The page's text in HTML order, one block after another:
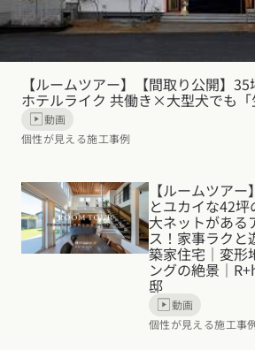
コストパフォーマンス
アフターサポート
建築家
甲信越・北陸エリア
新潟県富山県石川県福井県山梨県
東海エリア
愛知県岐阜県静岡県
関西エリア
大阪府兵庫県京都府滋賀県奈良県
鳥取県島根県
2階建て
二世帯住宅
フォトギャラリー
設計した建築家の想い
R+houseの間取り
動画で学ぶ注文住宅
デザイン
ルームツアー
家づくりコラム
家づくりコラム一覧
注文住宅の基礎知識
設備・性能
お金と住まい
周辺環境
エリア別注文住宅
北海道・東北エリア
北海道
東京都神奈川県 埼玉県千葉県茨城
甲信越・北陸エリア
石川県福井県山梨県
【ルームツアー】【間取り公開】
ホテルライク 共働き×大型犬でも
動画
個性が見える施工事例
【ルームツア
とユカイな42
大ネットがある
ス！家事ラクと
築家住宅｜変形
ングの絶景｜
邸
動画
個性が見える施工事